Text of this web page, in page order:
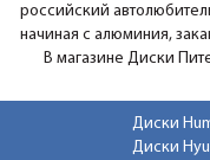
российский
начиная с алюминия,
В магазине Диски
Диски
Диски